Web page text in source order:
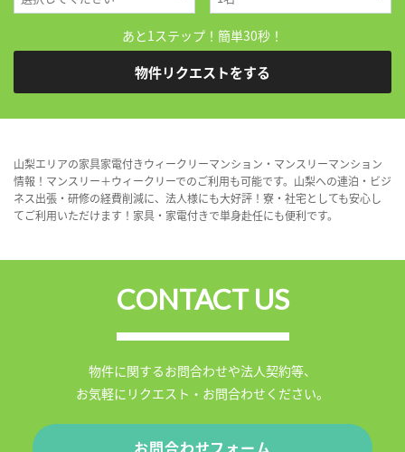
あと1ステップ！簡単30秒！
物件リクエストをする
山梨エリアの家具家電付きウィークリーマンション・マンスリーマンション
情報！マンスリー＋ウィークリーでのご利用も可能です。山梨への連泊・ビジ
ネス出張・研修の経費削減に、法人様にも大好評！寮・社宅としても安心し
てご利用いただけます！家具・家電付きで単身赴任にも便利です。
CONTACT US
物件に関するお問合わせや法人契約等、
お気軽にリクエスト・お問合わせください。
お問合わせフォーム